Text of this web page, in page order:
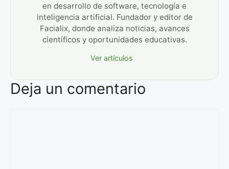
en desarrollo de software, tecnología e
inteligencia artificial. Fundador y editor de
Facialix, donde analiza noticias, avances
científicos y oportunidades educativas.
Ver artículos
Deja un comentario